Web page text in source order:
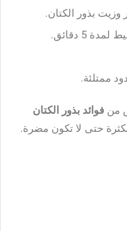
بذور الكتان.
5 دقائق.
ممتلئة.
من فوائد بذور الكتان
حتى لا تكون مضرة.